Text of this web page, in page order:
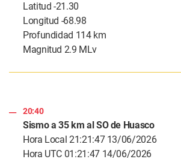
Latitud -21.30
Longitud -68.98
Profundidad 114 km
Magnitud 2.9 MLv
20:40
Sismo a 35 km al SO de Huasco
Hora Local 21:21:47 13/06/2026
Hora UTC 01:21:47 14/06/2026